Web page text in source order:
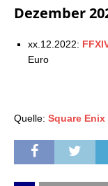
Dezember
xx.12.2022:
Euro
Quelle: Square